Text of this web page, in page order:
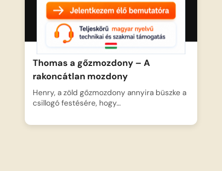
Thomas a gőzmozdony – A
rakoncátlan mozdony
Henry, a zöld gőzmozdony annyira büszke a
csillogó festésére, hogy…